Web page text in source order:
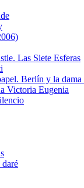
Las Siete Esferas
Berlín y la
Victoria Eugenia
daré